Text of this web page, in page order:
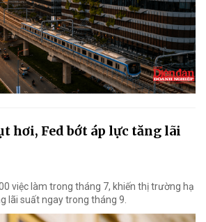
hơi, Fed bớt áp lực tăng lãi
việc làm trong tháng 7, khiến thị trường hạ
lãi suất ngay trong tháng 9.